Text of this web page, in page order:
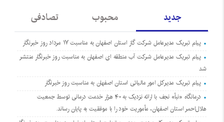
جدید محبوب تصادفی
پیام تبریک مدیرعامل شرکت گاز استان اصفهان به مناسبت ۱۷ مرداد روز خبرنگار
پیام تبریک مدیرعامل شرکت آب منطقه ای اصفهان به مناسبت روز خبرنگار منتشر
شد
پیام تبریک مدیرکل امور مالیاتی استان اصفهان به مناسبت روز خبرنگار
درمانگاه «نبأ» نجف با ارائه نزدیک به ۴۰ هزار خدمت درمانی توسط جمعیت
هلال‌احمر استان اصفهان، مأموریت خود را با موفقیت به پایان رساند.